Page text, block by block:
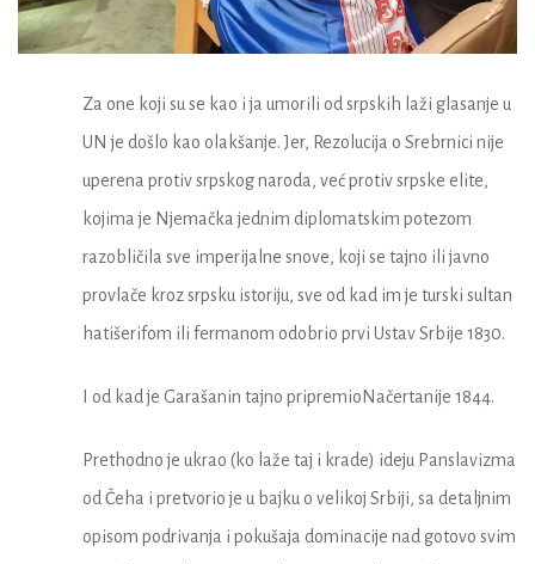
Za one koji su se kao i ja umorili od srpskih laži glasanje u
UN je došlo kao olakšanje. Jer, Rezolucija o Srebrnici nije
uperena protiv srpskog naroda, već protiv srpske elite,
kojima je Njemačka jednim diplomatskim potezom
razobličila sve imperijalne snove, koji se tajno ili javno
provlače kroz srpsku istoriju, sve od kad im je turski sultan
hatišerifom ili fermanom odobrio prvi Ustav Srbije 1830.
I od kad je Garašanin tajno pripremioNačertanije 1844.
Prethodno je ukrao (ko laže taj i krade) ideju Panslavizma
od Čeha i pretvorio je u bajku o velikoj Srbiji, sa detaljnim
opisom podrivanja i pokušaja dominacije nad gotovo svim